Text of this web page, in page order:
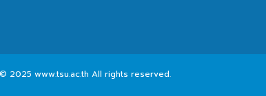
2025 www.tsu.ac.th All rights reserved.